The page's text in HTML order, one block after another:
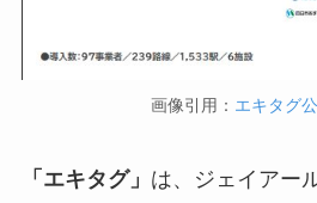
画像引用： エキタグ
「エキタグ」 は、ジェイアー